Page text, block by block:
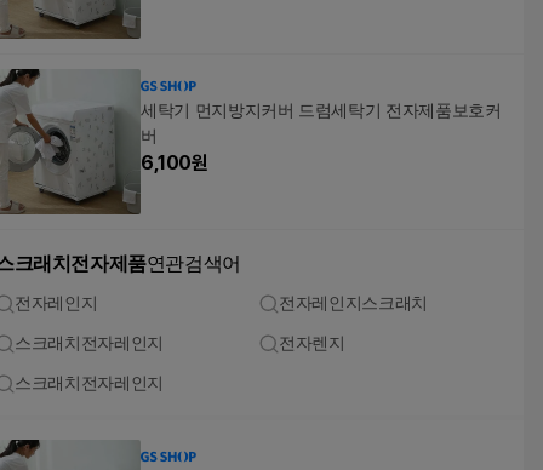
세탁기 먼지방지커버 드럼세탁기 전자제품보호커
버
6,100원
크래치전자제품연관검색어
전자레인지 전자레인지스크래치
스크래치전자레인지 전자렌지
스크래치전자레인지